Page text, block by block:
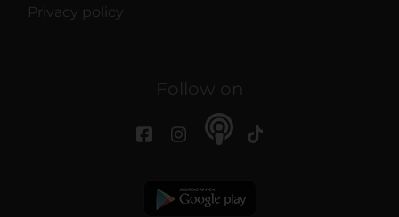
Privacy policy
Follow on